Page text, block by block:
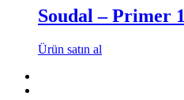
Soudal – Primer
Ürün satın al